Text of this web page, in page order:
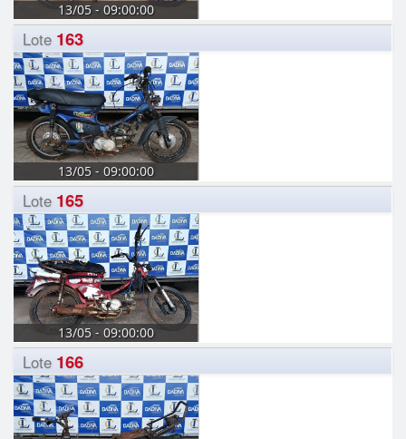
13/05 - 09:00:00
Lote 163
13/05 - 09:00:00
Lote 165
13/05 - 09:00:00
Lote 166